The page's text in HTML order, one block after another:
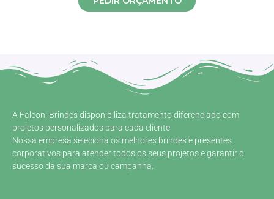
A Falconi Brindes disponibiliza tratamento diferenciado com
projetos personalizados para cada cliente.
Nossa empresa seleciona os melhores brindes e presentes
corporativos para atender todos os seus projetos e garantir o
sucesso da sua marca ou campanha.